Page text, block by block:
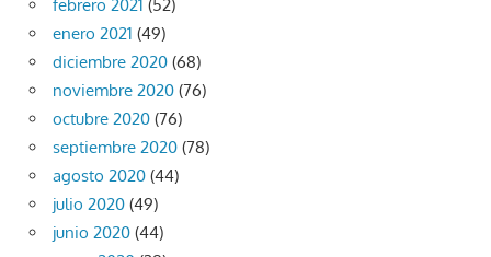
febrero 2021 (52)
enero 2021 (49)
diciembre 2020 (68)
noviembre 2020 (76)
octubre 2020 (76)
septiembre 2020 (78)
agosto 2020 (44)
julio 2020 (49)
junio 2020 (44)